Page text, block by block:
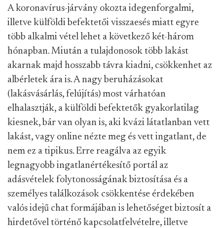
A koronavírus-járvány okozta idegenforgalmi,
illetve külföldi befektetői visszaesés miatt egyre
több alkalmi vétel lehet a következő két-három
hónapban. Miután a tulajdonosok több lakást
akarnak majd hosszabb távra kiadni, csökkenhet az
albérletek ára is. A nagy beruházásokat
(lakásvásárlás, felújítás) most várhatóan
elhalasztják, a külföldi befektetők gyakorlatilag
kiesnek, bár van olyan is, aki kvázi látatlanban vett
lakást, vagy online nézte meg és vett ingatlant, de
nem ez a tipikus. Erre reagálva az egyik
legnagyobb ingatlanértékesítő portál az
adásvételek folytonosságának biztosítása és a
személyes találkozások csökkentése érdekében
valós idejű chat formájában is lehetőséget biztosít a
hirdetővel történő kapcsolatfelvételre, illetve